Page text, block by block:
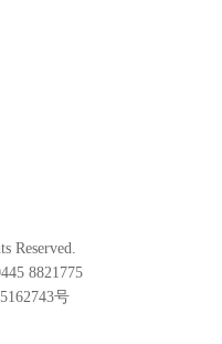
Reserved.
8821775
号